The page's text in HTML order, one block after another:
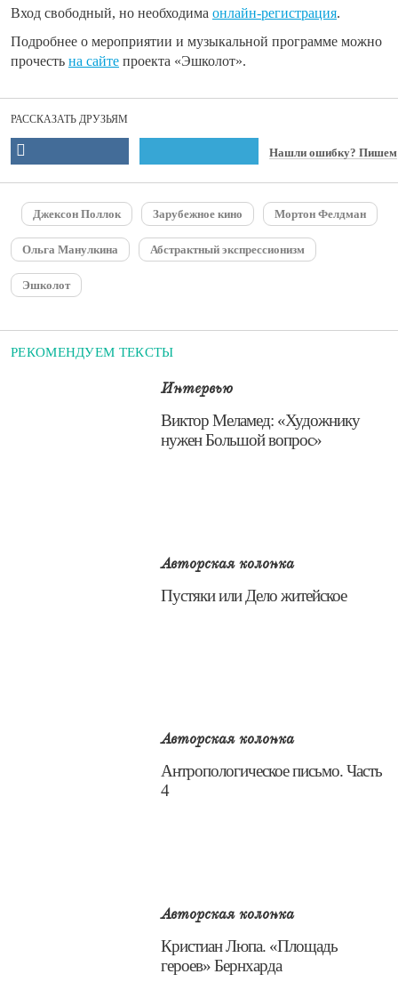
Вход свободный, но необходима онлайн-регистрация.
Подробнее о мероприятии и музыкальной программе можно
прочесть на сайте проекта «Эшколот».
РАССКАЗАТЬ ДРУЗЬЯМ
Нашли ошибку? Пишем
Джексон Поллок Зарубежное кино Мортон Фелдман
Ольга Манулкина Абстрактный экспрессионизм
Эшколот
РЕКОМЕНДУЕМ ТЕКСТЫ
Интервью
​Виктор Меламед: «Художнику
нужен Большой вопрос»
Авторская колонка
​Пустяки или Дело житейское
Авторская колонка
​Антропологическое письмо. Часть
4
Авторская колонка
​Кристиан Люпа. «Площадь
героев» Бернхарда